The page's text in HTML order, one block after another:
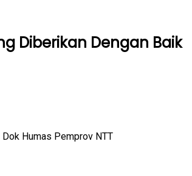
Diberikan Dengan Baik
Humas Pemprov NTT